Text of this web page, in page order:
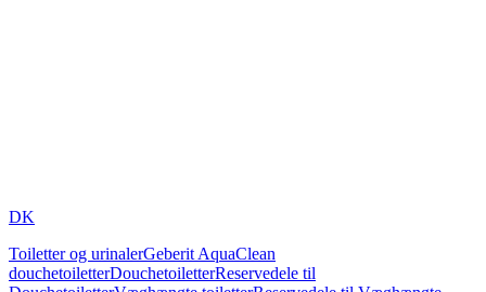
DK
Toiletter og urinalerGeberit AquaClean
douchetoiletterDouchetoiletterReservedele til